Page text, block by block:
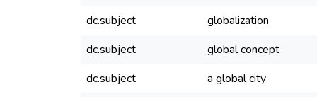
dc.subject
globalization
dc.subject
global concept
dc.subject
a global city